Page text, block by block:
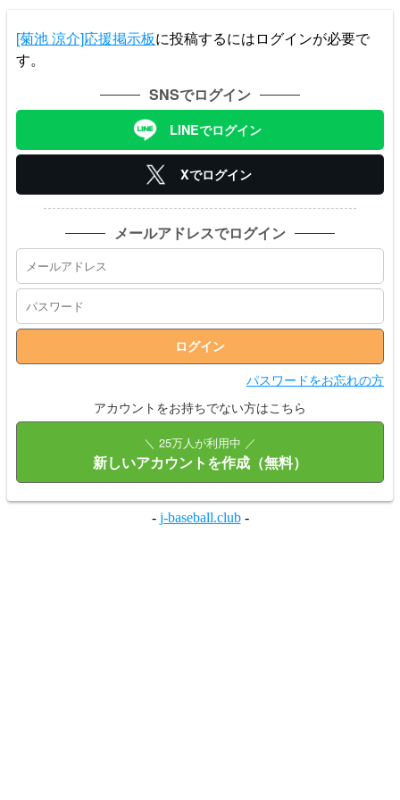
[菊池 涼介]応援掲示板に投稿するにはログインが必要で
す。
SNSでログイン
LINEでログイン
Xでログイン
メールアドレスでログイン
パスワードをお忘れの方
アカウントをお持ちでない方はこちら
＼ 25万人が利用中 ／
新しいアカウントを作成（無料）
- j-baseball.club-